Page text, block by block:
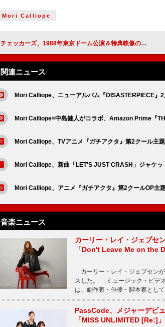
Mori Calliope
チェッカーズ、1988年東京ドーム公演＆特典映像の映画館上映が決定
関連ニュース
Mori Calliope、ニューアルバム『DISASTERPIECE』2
Mori Calliope×中島健人がコラボ、Amazon Prime『
Mori Calliope、TVアニメ『ガチアクタ』第2クール主
Mori Calliope、新曲「LET'S JUST CRASH」ジャケッ
Mori Calliope、アニメ『ガチアクタ』第2クールOP主
音楽ニュース
カーリー・レイ・ジェプセ
「Don't Leave Me on the
カーリー・レイ・ジェプセン
スした。 ミュージック・ビデ
は、劇作家・俳優・脚本家とし
PassCode、メジャーデビ
「MISS UNLIMITED [Re:]